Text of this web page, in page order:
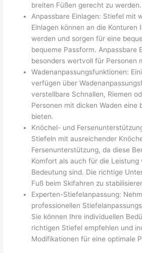
breiten Füßen gerecht zu werden.
Anpassbare Einlagen: Stiefel mit
Einlagen können an die Konturen
werden und sorgen für eine
bequeme Passform. Anpassbare
besonders wertvoll für Personen
Wadenanpassungsfunktionen:
verfügen über
verstellbare Schnallen, Riemen
Personen mit dicken Waden eine
bieten.
Knöchel- und
Stiefeln mit ausreichender
Fersenunterstützung, da diese
Komfort als auch für die
Bedeutung sind. Die richtige
Fuß beim Skifahren zu
Experten-Stiefelanpassung:
professionellen
Sie können Ihre individuellen
richtigen Stiefel empfehlen und
Modifikationen für eine optimale